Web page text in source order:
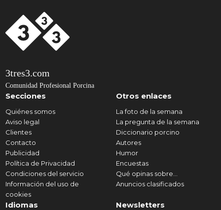
3tres3.com
Comunidad Profesional Porcina
Secciones
Quiénes somos
Aviso legal
Clientes
Contacto
Publicidad
Política de Privacidad
Condiciones del servicio
Información del uso de
cookies
Otros enlaces
La foto de la semana
La pregunta de la semana
Diccionario porcino
Autores
Humor
Encuestas
Qué opinas sobre...
Anuncios clasificados
Idiomas Newsletters